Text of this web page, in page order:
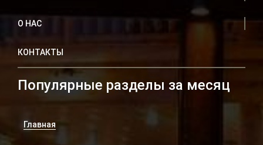
О НАС
КОНТАКТЫ
Популярные разделы за месяц
Главная